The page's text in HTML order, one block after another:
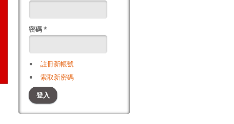
密碼*
註冊新帳號
索取新密碼